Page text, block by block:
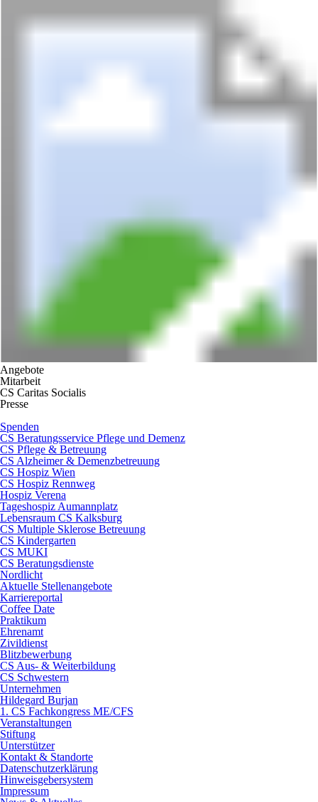
Angebote
Mitarbeit
CS Caritas Socialis
Presse
Spenden
CS Beratungsservice Pflege und Demenz
CS Pflege & Betreuung
CS Alzheimer & Demenzbetreuung
CS Hospiz Wien
CS Hospiz Rennweg
Hospiz Verena
Tageshospiz Aumannplatz
Lebensraum CS Kalksburg
CS Multiple Sklerose Betreuung
CS Kindergarten
CS MUKI
CS Beratungsdienste
Nordlicht
Aktuelle Stellenangebote
Karriereportal
Coffee Date
Praktikum
Ehrenamt
Zivildienst
Blitzbewerbung
CS Aus- & Weiterbildung
CS Schwestern
Unternehmen
Hildegard Burjan
1. CS Fachkongress ME/CFS
Veranstaltungen
Stiftung
Unterstützer
Kontakt & Standorte
Datenschutzerklärung
Hinweisgebersystem
Impressum